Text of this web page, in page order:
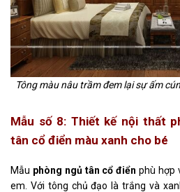
Tông màu nâu trầm đem lại sự ấm
Mẫu số 8: Thiết kế nội thất
tân cổ điển màu xanh cho bé
Mẫu phòng ngủ tân cổ điển phù hợp
em. Với tông chủ đạo là trắng và